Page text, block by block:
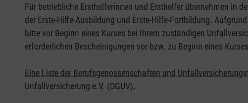
Für betriebliche Ersthelferinnen und Ersthelfer übernehmen in
der Erste-Hilfe-Ausbildung und Erste-Hilfe-Fortbildung.
bitte vor Beginn eines Kurses bei Ihrem zuständigen
erforderlichen Bescheinigungen vor bzw. zu Beginn eines
Eine Liste der Berufsgenossenschaften und
Unfallversicherung e.V. (DGUV).